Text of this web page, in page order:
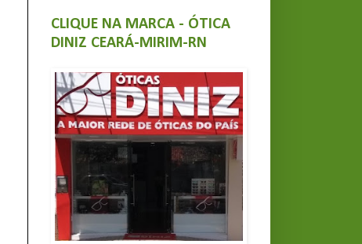
CLIQUE NA MARCA - ÓTICA
DINIZ CEARÁ-MIRIM-RN